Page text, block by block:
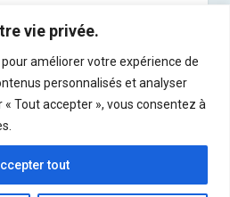
vie privée.
améliorer votre expérience de
personnalisés et analyser
Tout accepter », vous consentez à
tout
newsletter
directement dans